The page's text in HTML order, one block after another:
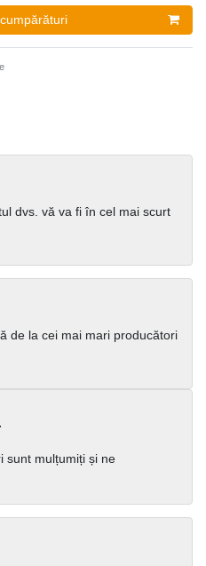
dvs. vă va fi în cel mai scurt
de la cei mai mari producători
sunt mulțumiți și ne